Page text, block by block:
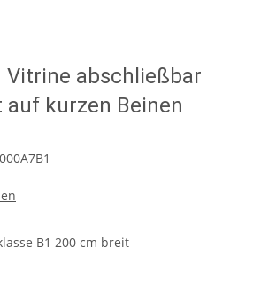
Vitrine abschließbar
auf kurzen Beinen
B1 200 cm breit